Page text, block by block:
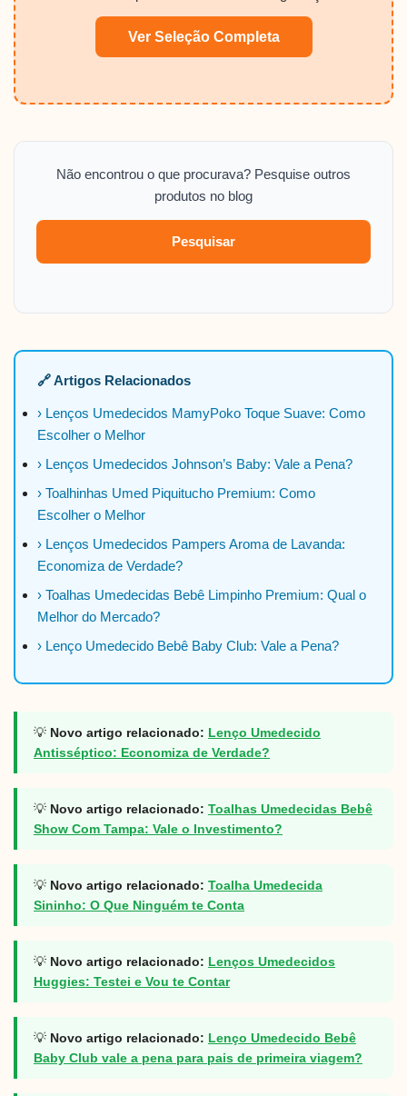
Ver Seleção Completa
Não encontrou o que procurava? Pesquise outros
produtos no blog
Pesquisar
🔗 Artigos Relacionados
› Lenços Umedecidos MamyPoko Toque Suave: Como
Escolher o Melhor
› Lenços Umedecidos Johnson’s Baby: Vale a Pena?
› Toalhinhas Umed Piquitucho Premium: Como
Escolher o Melhor
› Lenços Umedecidos Pampers Aroma de Lavanda:
Economiza de Verdade?
› Toalhas Umedecidas Bebê Limpinho Premium: Qual o
Melhor do Mercado?
› Lenço Umedecido Bebê Baby Club: Vale a Pena?
💡 Novo artigo relacionado: Lenço Umedecido
Antisséptico: Economiza de Verdade?
💡 Novo artigo relacionado: Toalhas Umedecidas Bebê
Show Com Tampa: Vale o Investimento?
💡 Novo artigo relacionado: Toalha Umedecida
Sininho: O Que Ninguém te Conta
💡 Novo artigo relacionado: Lenços Umedecidos
Huggies: Testei e Vou te Contar
💡 Novo artigo relacionado: Lenço Umedecido Bebê
Baby Club vale a pena para pais de primeira viagem?